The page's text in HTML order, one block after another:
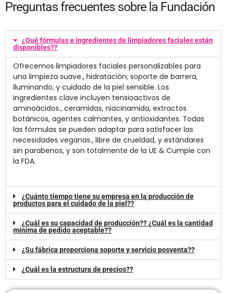
Preguntas frecuentes sobre la Fundación
¿Qué fórmulas e ingredientes de limpiadores faciales están
disponibles??
Ofrecemos limpiadores faciales personalizables para
una limpieza suave., hidratación, soporte de barrera,
iluminando, y cuidado de la piel sensible. Los
ingredientes clave incluyen tensioactivos de
aminoácidos., ceramidas, niacinamida, extractos
botánicos, agentes calmantes, y antioxidantes. Todas
las fórmulas se pueden adaptar para satisfacer las
necesidades veganas., libre de crueldad, y estándares
sin parabenos, y son totalmente de la UE & Cumple con
la FDA.
¿Cuánto tiempo tiene su empresa en la producción de
productos para el cuidado de la piel??
¿Cuál es su capacidad de producción?? ¿Cuál es la cantidad
mínima de pedido aceptable??
¿Su fábrica proporciona soporte y servicio posventa??
¿Cuál es la estructura de precios??